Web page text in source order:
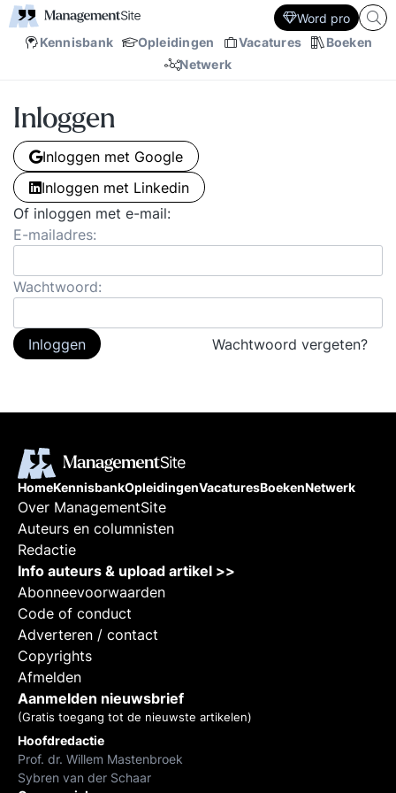
Kennisbank Opleidingen Vacatures
Boeken
Netwerk
Word pro
Inloggen
Inloggen met Google
Inloggen met Linkedin
Of inloggen met e-mail:
E-mailadres:
Wachtwoord:
Inloggen Wachtwoord vergeten?
HomeKennisbankOpleidingenVacaturesBoekenNetwerk
Over ManagementSite
Auteurs en columnisten
Redactie
Info auteurs & upload artikel >>
Abonneevoorwaarden
Code of conduct
Adverteren / contact
Copyrights
Afmelden
Aanmelden nieuwsbrief
(Gratis toegang tot de nieuwste artikelen)
Hoofdredactie
Prof. dr. Willem Mastenbroek
Sybren van der Schaar